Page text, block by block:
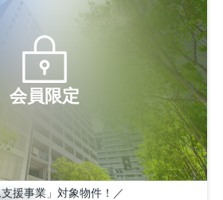
会員限定
援事業」対象物件！／